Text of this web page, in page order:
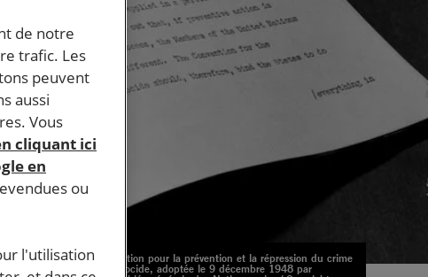
Convention pour la prévention et la répression du crime
de génocide, adoptée le 9 décembre 1948 par
de notre
trafic. Les
peuvent
aussi
Vous
cliquant ici
en
ou
l'utilisation